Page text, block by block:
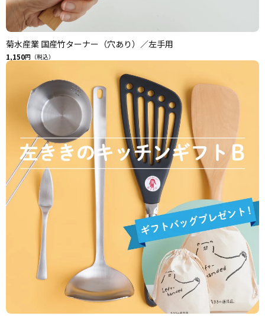
菊水産業 国産竹ターナー（穴あり）／左手用
1,150円（税込）